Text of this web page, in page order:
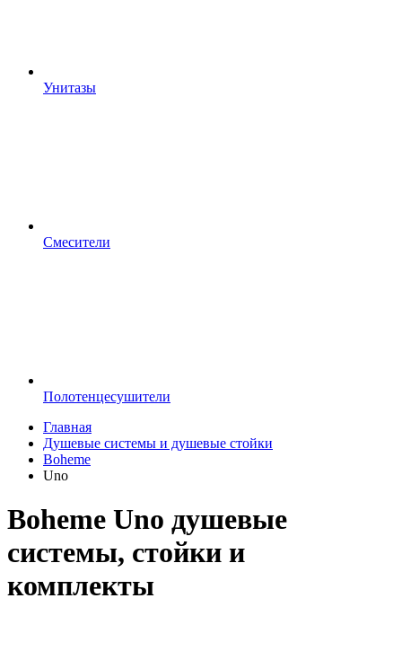
Унитазы
Смесители
Полотенцесушители
Главная
Душевые системы и душевые стойки
Boheme
Uno
Boheme Uno душевые
системы, стойки и
комплекты